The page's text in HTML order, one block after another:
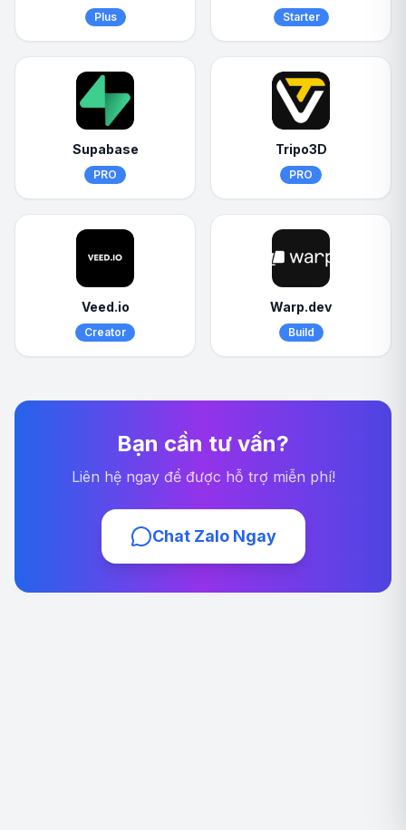
Plus Starter
Supabase
PRO
Tripo3D
PRO
Veed.io
Creator
Warp.dev
Build
Bạn cần tư vấn?
Liên hệ ngay để được hỗ trợ miễn phí!
Chat Zalo Ngay